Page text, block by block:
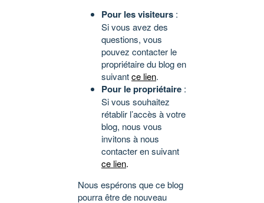
Pour les visiteurs :
Si vous avez des
questions, vous
pouvez contacter le
propriétaire du blog en
suivantce lien.
Pour le propriétaire :
Si vous souhaitez
rétablir l’accès à votre
blog, nous vous
invitons à nous
contacter en suivant
ce lien.
Nous espérons que ce blog
pourra être de nouveau